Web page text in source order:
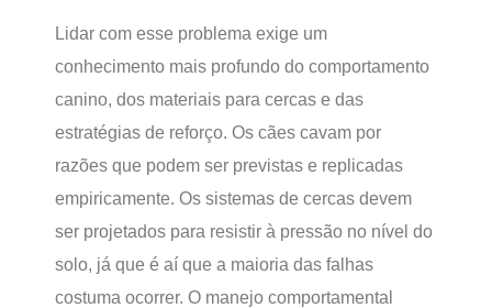
Lidar com esse problema exige um
conhecimento mais profundo do comportamento
canino, dos materiais para cercas e das
estratégias de reforço. Os cães cavam por
razões que podem ser previstas e replicadas
empiricamente. Os sistemas de cercas devem
ser projetados para resistir à pressão no nível do
solo, já que é aí que a maioria das falhas
costuma ocorrer. O manejo comportamental